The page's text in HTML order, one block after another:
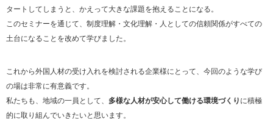
タートしてしまうと、かえって大きな課題を抱えることになる。
このセミナーを通じて、制度理解・文化理解・人としての信頼関係がすべての
土台になることを改めて学びました。
これから外国人材の受け入れを検討される企業様にとって、今回のような学び
の場は非常に有意義です。
私たちも、地域の一員として、 多様な人材が安心して働ける環境づくり に積極
的に取り組んでいきたいと思います。